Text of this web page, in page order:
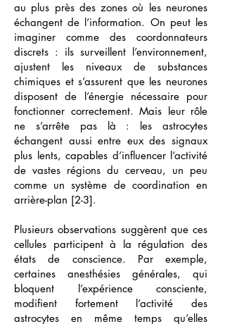
au plus près des zones où les neurones
échangent de l’information. On peut les
imaginer comme des coordonnateurs
discrets : ils surveillent l’environnement,
ajustent les niveaux de substances
chimiques et s’assurent que les neurones
disposent de l’énergie nécessaire pour
fonctionner correctement. Mais leur rôle
ne s’arrête pas là : les astrocytes
échangent aussi entre eux des signaux
plus lents, capables d’influencer l’activité
de vastes régions du cerveau, un peu
comme un système de coordination en
arrière-plan [2-3].
Plusieurs observations suggèrent que ces
cellules participent à la régulation des
états de conscience. Par exemple,
certaines anesthésies générales, qui
bloquent l’expérience consciente,
modifient fortement l’activité des
astrocytes en même temps qu’elles